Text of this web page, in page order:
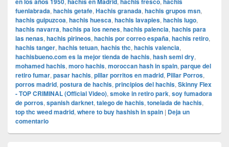
fuenlabrada, hachis getafe, Hachis granada, hachis grupos msn,
hachis guipuzcoa, hachis huesca, hachis lavapies, hachis lugo,
hachis navarra, hachis pa los nenes, hachis palencia, hachis para
las nenas, hachis pirineos, hachis por correo españa, hachis retiro,
hachis tanger, hachis tetuan, hachis thc, hachis valencia,
hachisbueno.com es la mejor tienda de hachis, hash semi dry,
mohamed hachis, moro hachis, moroccan hash in spain, parque del
retiro fumar, pasar hachis, pillar porritos en madrid, Pillar Porros,
porros madrid, postura de hachis, principios del hachis, Skinny Flex
- TOP CRIMINAL (Official Video), smoke in retiro park, soy fumadora
de porros, spanish darknet, talego de hachis, tonelada de hachis,
top thc weed madrid, where to buy hashish in spain | Deja un
comentario